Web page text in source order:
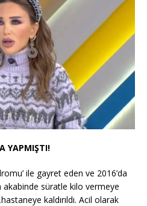
YAPMIŞTI!
ile gayret eden ve 2016’da
süratle kilo vermeye
kaldırıldı. Acil olarak